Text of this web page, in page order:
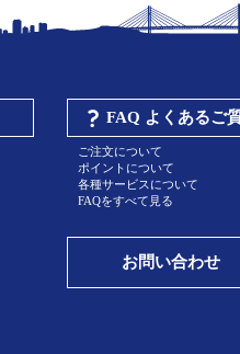
FAQ よくあるご
ご注文について
ポイントについて
各種サービスについて
FAQをすべて見る
お問い合わせ